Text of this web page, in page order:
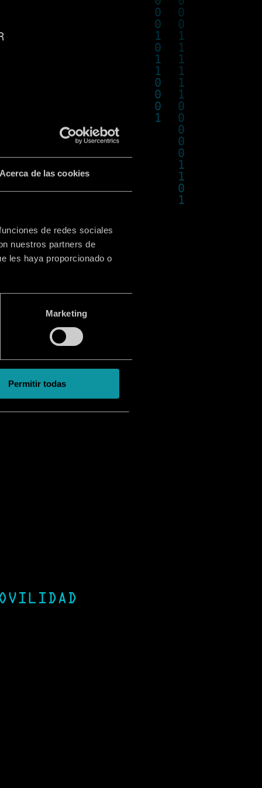
de las cookies
de redes sociales
nuestros partners de
les haya proporcionado o
Marketing
Permitir todas